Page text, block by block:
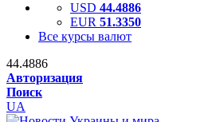
USD 44.4886
EUR 51.3350
Все курсы валют
44.4886
Авторизация
Поиск
UA